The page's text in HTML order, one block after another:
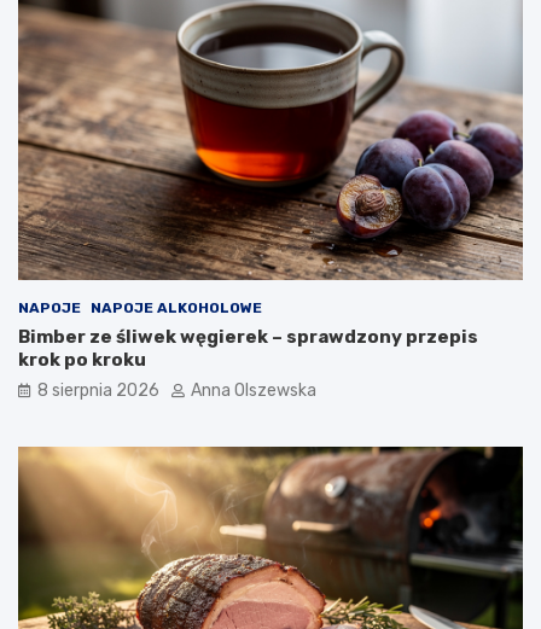
s
e
e
m
?
e
w
b
r
a
ć
d
o
n
o
w
c
z
e
s
k
u
?
NAPOJE NAPOJE ALKOHOLOWE
Bimber ze śliwek węgierek – sprawdzony przepis
krok po kroku
8 sierpnia 2026 Anna Olszewska